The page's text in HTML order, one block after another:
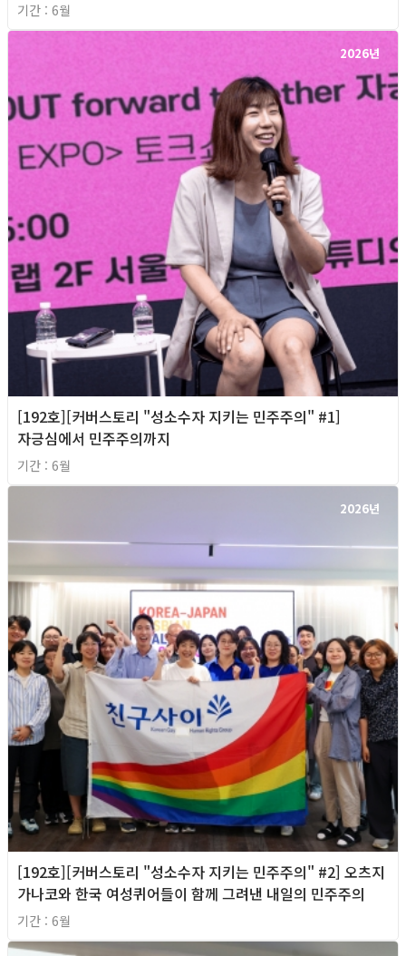
기간 : 6월
2026년
[192호][커버스토리 "성소수자 지키는 민주주의" #1]
자긍심에서 민주주의까지
기간 : 6월
2026년
[192호][커버스토리 "성소수자 지키는 민주주의" #2] 오츠지
가나코와 한국 여성퀴어들이 함께 그려낸 내일의 민주주의
기간 : 6월